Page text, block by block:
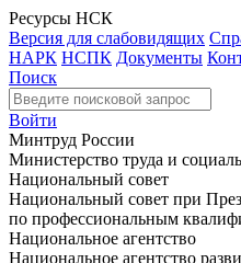
Ресурсы НСК
Версия для слабовидящих
НАРК НСПК Документы
Поиск
Войти
Минтруд России
Министерство труда и
Национальный совет
Национальный совет при
по профессиональным
Национальное агентство
Национальное агентство